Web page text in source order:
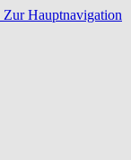
Zur Hauptnavigation